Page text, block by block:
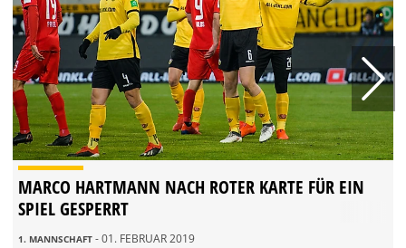
MARCO HARTMANN NACH ROTER KARTE FÜR EIN
SPIEL GESPERRT
1. MANNSCHAFT - 01. FEBRUAR 2019